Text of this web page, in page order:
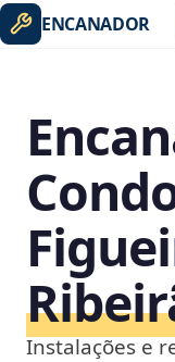
ENCANADOR
Instalações e